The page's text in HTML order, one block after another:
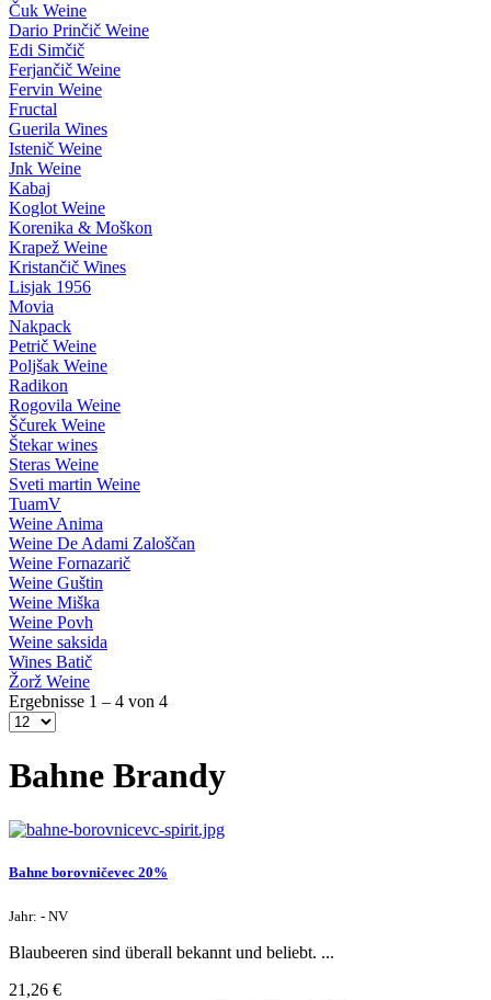
Čuk Weine
Dario Prinčič Weine
Edi Simčič
Ferjančič Weine
Fervin Weine
Fructal
Guerila Wines
Istenič Weine
Jnk Weine
Kabaj
Koglot Weine
Korenika & Moškon
Krapež Weine
Kristančič Wines
Lisjak 1956
Movia
Nakpack
Petrič Weine
Poljšak Weine
Radikon
Rogovila Weine
Ščurek Weine
Štekar wines
Steras Weine
Sveti martin Weine
TuamV
Weine Anima
Weine De Adami Zaloščan
Weine Fornazarič
Weine Guštin
Weine Miška
Weine Povh
Weine saksida
Wines Batič
Žorž Weine
Ergebnisse 1 – 4 von 4
Bahne Brandy
Bahne borovničevec 20%
Jahr: - NV
Blaubeeren sind überall bekannt und beliebt. ...
21,26 €